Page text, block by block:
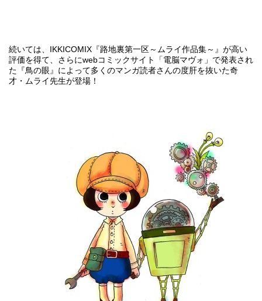
続いては、IKKICOMIX 『路地裏第一区～ムライ作品集～』 が高い
評価を得て、さらにwebコミックサイト「電脳マヴォ」で発表され
た『鳥の眼』によって多くのマンガ読者さんの度肝を抜いた奇
才・ムライ先生が登場！